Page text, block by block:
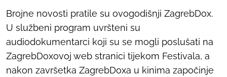
Brojne novosti pratile su ovogodišnji ZagrebDox.
U službeni program uvršteni su
audiodokumentarci koji su se mogli poslušati na
ZagrebDoxovoj web stranici tijekom Festivala, a
nakon završetka ZagrebDoxa u kinima započinje